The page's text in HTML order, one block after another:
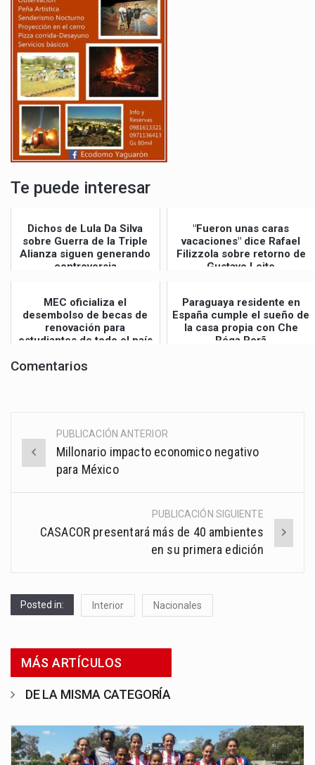
Te puede interesar
Dichos de Lula Da Silva
sobre Guerra de la Triple
Alianza siguen generando
controversia
"Fueron unas caras
vacaciones" dice Rafael
Filizzola sobre retorno de
Gustavo Leite
MEC oficializa el
desembolso de becas de
renovación para
estudiantes de todo el país
Paraguaya residente en
España cumple el sueño de
la casa propia con Che
Róga Porã
Comentarios
Post
navigation
PUBLICACIÓN ANTERIOR
Millonario impacto economico negativo
para México
PUBLICACIÓN SIGUIENTE
CASACOR presentará más de 40 ambientes
en su primera edición
Posted in: Interior Nacionales
MÁS ARTÍCULOS
DE LA MISMA CATEGORÍA